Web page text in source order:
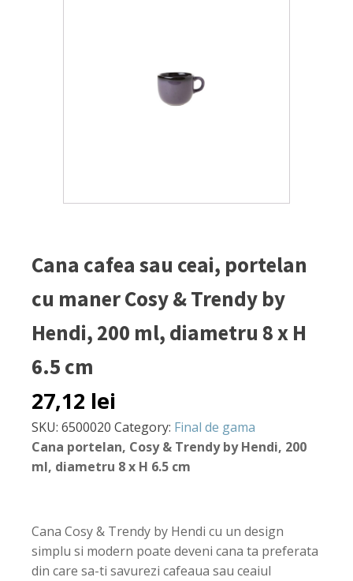
Cana cafea sau ceai, portelan
cu maner Cosy & Trendy by
Hendi, 200 ml, diametru 8 x H
6.5 cm
27,12 lei
SKU: 6500020 Category: Final de gama
Cana portelan, Cosy & Trendy by Hendi, 200
ml, diametru 8 x H 6.5 cm
Cana Cosy & Trendy by Hendi cu un design
simplu si modern poate deveni cana ta preferata
din care sa-ti savurezi cafeaua sau ceaiul